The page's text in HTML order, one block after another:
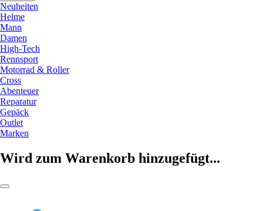
Neuheiten
Helme
Mann
Damen
High-Tech
Rennsport
Motorrad & Roller
Cross
Abenteuer
Reparatur
Gepäck
Outlet
Marken
Wird zum Warenkorb hinzugefügt...